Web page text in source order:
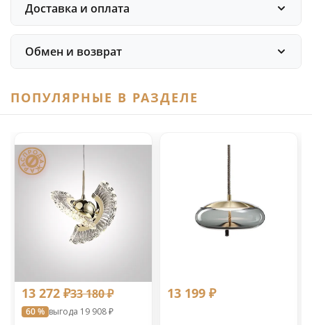
Доставка и оплата
Обмен и возврат
ПОПУЛЯРНЫЕ В РАЗДЕЛЕ
13 272 ₽33 180 ₽
60 % выгода 19 908 ₽
13 199 ₽